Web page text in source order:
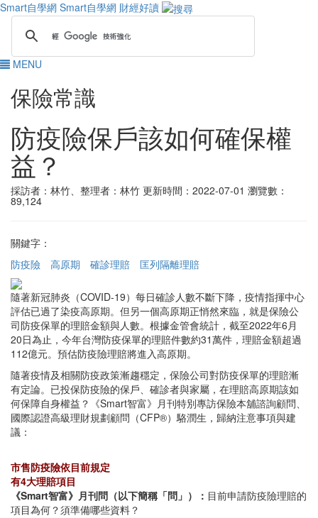
Smart自學網 Smart自學網 財經好讀
MENU
保險常識
防疫險保戶該如何確保權
益？
採訪者：林竹、整理者：林竹 更新時間：2022-07-01 瀏覽數：
89,124
關鍵字：
防疫險
高原期 確診理賠 匡列隔離理賠
隨著新冠肺炎（COVID-19）每日確診人數不斷下降，疫情指揮中心
評估已過了染疫高原期。但另一個高原期正悄然來臨，就是保險公
司防疫保單的理賠金額與人數。根據金管會統計，截至2022年6月
20日為止，今年台灣防疫保單的理賠件數約31萬件，理賠金額超過
112億元。預估防疫險理賠將進入高原期。
隨著疫情及相關防疫政策漸趨穩定，保險公司對防疫保單的理賠漸
有定論。已投保防疫險的保戶、確診者與家屬，在理賠高原期該如
何保障自身權益？《Smart智富》月刊特別專訪保險本舖諮詢顧問、
國際認證高級理財規劃顧問（CFP®）駱潤生，歸納注意事項與建
議：
市售防疫險依目前規定
有4大理賠項目
《Smart智富》月刊問（以下簡稱「問」）： 目前申請防疫險理賠的
項目為何？須準備哪些資料？